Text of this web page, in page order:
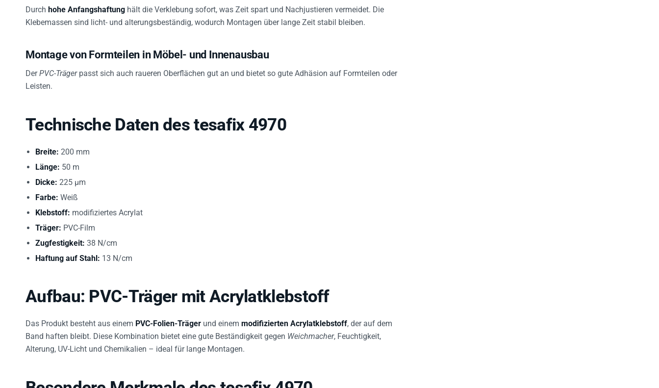
Durch hohe Anfangshaftung hält die Verklebung sofort, was Zeit spart und Nachjustieren vermeidet. Die
Klebemassen sind licht- und alterungsbeständig, wodurch Montagen über lange Zeit stabil bleiben.
Montage von Formteilen in Möbel- und Innenausbau
Der PVC-Trägerpasst sich auch raueren Oberflächen gut an und bietet so gute Adhäsion auf Formteilen oder
Leisten.
Technische Daten des tesafix 4970
Breite: 200 mm
Länge: 50 m
Dicke: 225 µm
Farbe: Weiß
Klebstoff: modifiziertes Acrylat
Träger: PVC-Film
Zugfestigkeit: 38 N/cm
Haftung auf Stahl: 13 N/cm
Aufbau: PVC-Träger mit Acrylatklebstoff
Das Produkt besteht aus einem PVC-Folien-Träger und einem modifizierten Acrylatklebstoff , der auf dem
Band haften bleibt. Diese Kombination bietet eine gute Beständigkeit gegen Weichmacher, Feuchtigkeit,
Alterung, UV-Licht und Chemikalien – ideal für lange Montagen.